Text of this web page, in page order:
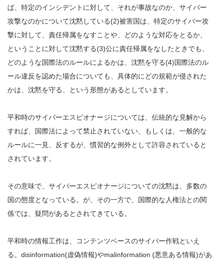
ば、特定のインシデントに対して、それが事故なのか、サイバー
攻撃なのかについて沈黙している(2)被害国は、特定のサイバー攻
撃に対して、責任帰属をなすことや、どのような対応をとるか、
ということに対して沈黙する(3)公に責任帰属をなしたときでも、
どのような国際法のルールによるかは、沈黙を守る(4)国際法のル
ール違反を認めた場合についても、具体的にどの規範が侵された
かは、沈黙を守る、という形態があるとしています。
平和時のサイバーエスピオナージについては、伝統的な見解から
すれば、国際法によって禁止されていない、もしくは、一般的な
ルールに一見、反するが、慣習的な例外として許容されていると
されています。
その意味で、サイバーエスピオナージについての沈黙は、多数の
国の態度となっている。が、その一方で、国際的な人権法との関
係では、疑問があるとされてきている。
平和時の情報工作は、コンテンツベースのサイバー作戦といえ
る。disinformation(虚偽情報)やmalinformation (悪意ある情報)があ